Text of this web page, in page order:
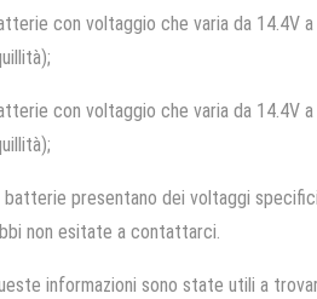
con voltaggio che varia da 14.4V
con voltaggio che varia da 14.4V
presentano dei voltaggi
non esitate a contattarci.
informazioni sono state utili a